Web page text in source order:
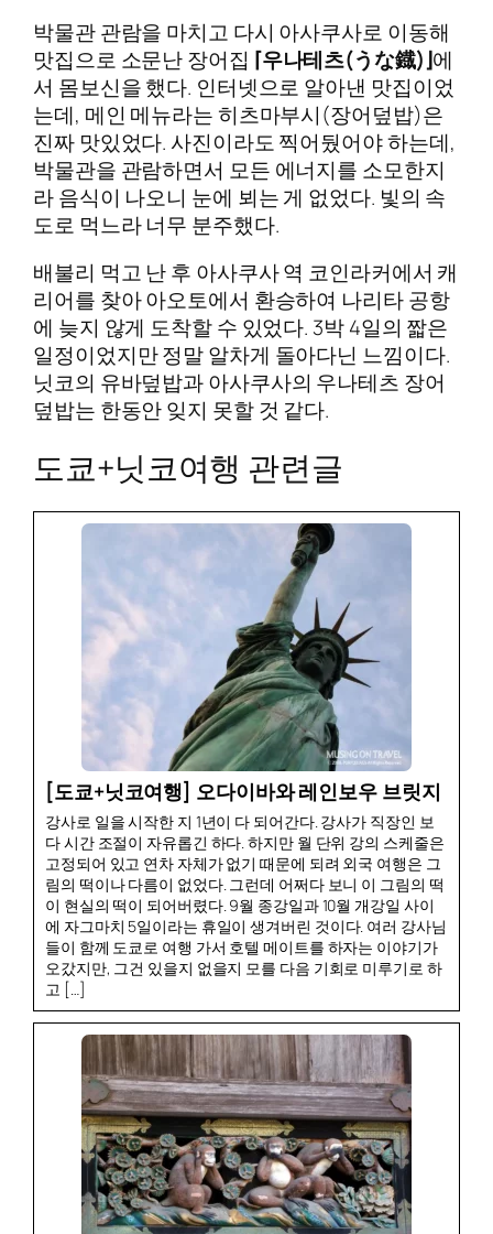
박물관 관람을 마치고 다시 아사쿠사로 이동해
맛집으로 소문난 장어집 ⌈우나테츠(うな鐡)⌋에
서 몸보신을 했다. 인터넷으로 알아낸 맛집이었
는데, 메인 메뉴라는 히츠마부시(장어덮밥)은
진짜 맛있었다. 사진이라도 찍어뒀어야 하는데,
박물관을 관람하면서 모든 에너지를 소모한지
라 음식이 나오니 눈에 뵈는 게 없었다. 빛의 속
도로 먹느라 너무 분주했다.
배불리 먹고 난 후 아사쿠사 역 코인라커에서 캐
리어를 찾아 아오토에서 환승하여 나리타 공항
에 늦지 않게 도착할 수 있었다. 3박 4일의 짧은
일정이었지만 정말 알차게 돌아다닌 느낌이다.
닛코의 유바덮밥과 아사쿠사의 우나테츠 장어
덮밥는 한동안 잊지 못할 것 같다.
도쿄+닛코여행 관련글
[도쿄+닛코여행] 오다이바와 레인보우 브릿지
강사로 일을 시작한 지 1년이 다 되어간다. 강사가 직장인 보
다 시간 조절이 자유롭긴 하다. 하지만 월 단위 강의 스케줄은
고정되어 있고 연차 자체가 없기 때문에 되려 외국 여행은 그
림의 떡이나 다름이 없었다. 그런데 어쩌다 보니 이 그림의 떡
이 현실의 떡이 되어버렸다. 9월 종강일과 10월 개강일 사이
에 자그마치 5일이라는 휴일이 생겨버린 것이다. 여러 강사님
들이 함께 도쿄로 여행 가서 호텔 메이트를 하자는 이야기가
오갔지만, 그건 있을지 없을지 모를 다음 기회로 미루기로 하
고 […]